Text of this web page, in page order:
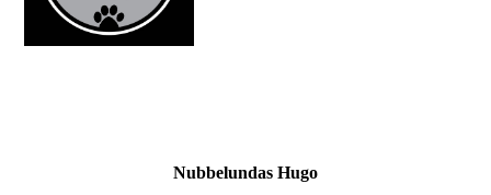
Nubbelundas Hugo